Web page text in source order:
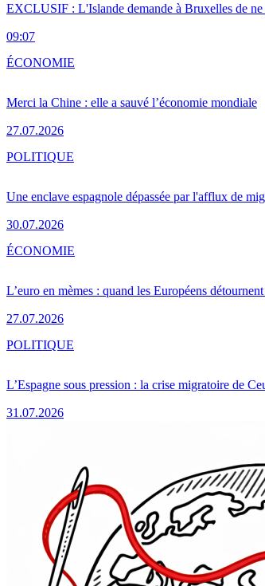
EXCLUSIF : L'Islande demande à Bruxelles de
09:07
Merci la Chine : elle a sauvé l’économie mondiale
27.07.2026
ÉCONOMIE
Une enclave espagnole dépassée par l'afflux de
30.07.2026
POLITIQUE
L’euro en mèmes : quand les Européens
27.07.2026
ÉCONOMIE
L’Espagne sous pression : la crise migratoire de
31.07.2026
POLITIQUE